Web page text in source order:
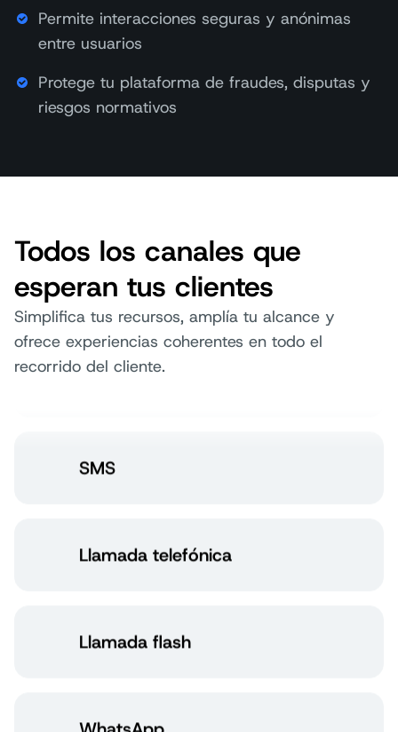
Permite interacciones seguras y anónimas
entre usuarios
Protege tu plataforma de fraudes, disputas y
riesgos normativos
Todos los canales que
esperan tus clientes
Simplifica tus recursos, amplía tu alcance y
ofrece experiencias coherentes en todo el
recorrido del cliente.
WhatsApp
Email